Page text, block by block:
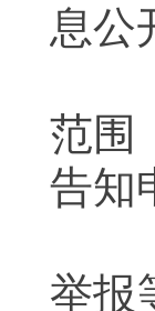
息公
（
范围
告知
（
举报